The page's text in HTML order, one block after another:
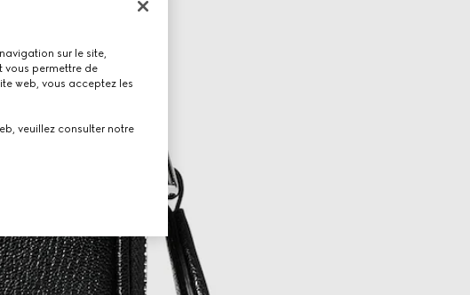
sur le site,
vous permettre de
web, vous acceptez les
veuillez consulter notre